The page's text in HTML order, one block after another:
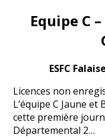
Equipe C
ESFC
Licences non
L’équipe C Jaune
cette première
Départemental 2…